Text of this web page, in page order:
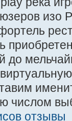
до
числом
отзывы